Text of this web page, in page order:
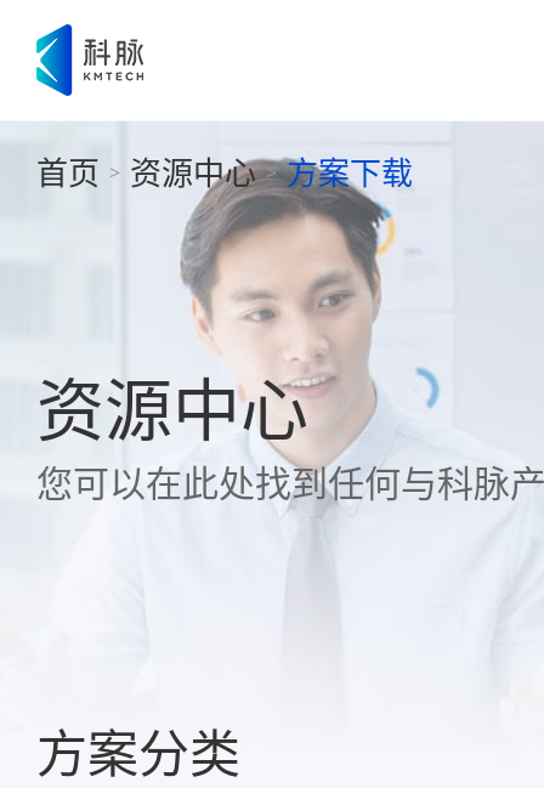
首页 > 资源中心 > 方案下载
资源中心
您可以在此处找到任何与科脉
方案分类